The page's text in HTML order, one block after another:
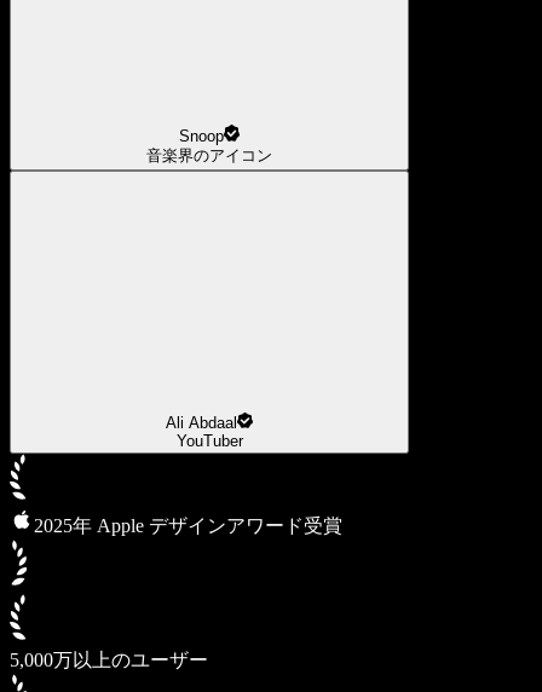
Snoop
音楽界のアイコン
Ali Abdaal
YouTuber
2025年 Apple デザインアワード受賞
5,000万以上のユーザー